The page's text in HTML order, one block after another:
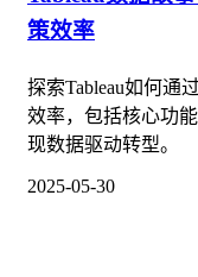
策效率
探索Tableau如何通
效率，包括核心功
现数据驱动转型。
2025-05-30